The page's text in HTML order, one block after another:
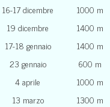
16-17 dicembre
1000 m
19 dicembre
1400 m
17-18 gennaio
1400 m
23 gennaio
600 m
4 aprile
1000 m
13 marzo
1300 m